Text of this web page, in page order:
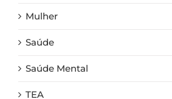
Mulher
Saúde
Saúde Mental
TEA